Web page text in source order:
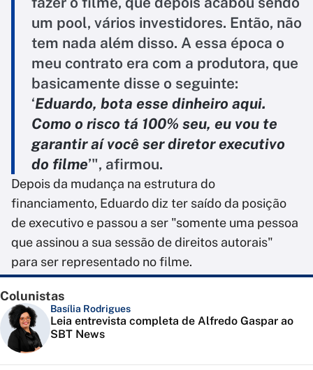
um pool, vários investidores. Então, não
tem nada além disso. A essa época o
meu contrato era com a produtora, que
basicamente disse o seguinte:
‘Eduardo, bota esse dinheiro aqui.
Como o risco tá 100% seu, eu vou te
garantir aí você ser diretor executivo
do filme’", afirmou.
Depois da mudança na estrutura do
financiamento, Eduardo diz ter saído da posição
de executivo e passou a ser "somente uma pessoa
que assinou a sua sessão de direitos autorais"
para ser representado no filme.
Colunistas
Basília Rodrigues
Leia entrevista completa de Alfredo Gaspar ao
SBT News